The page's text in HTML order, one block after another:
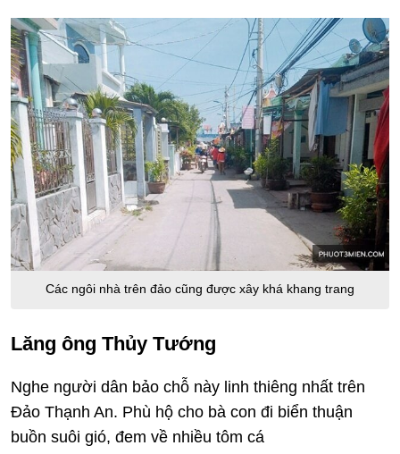
Các ngôi nhà trên đảo cũng được xây khá khang trang
Lăng ông Thủy Tướng
Nghe người dân bảo chỗ này linh thiêng nhất trên
Đảo Thạnh An. Phù hộ cho bà con đi biển thuận
buồn suôi gió, đem về nhiều tôm cá